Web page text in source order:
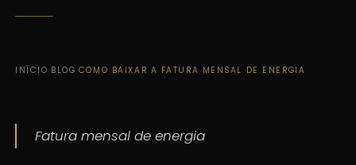
INÍCIO·BLOG·COMO BAIXAR A FATURA MENSAL DE ENERGIA
Fatura mensal de energia